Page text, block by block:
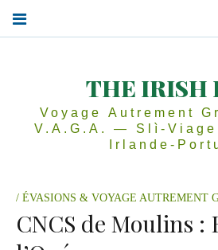
THE IRISH
Voyage Autrement
V.A.G.A. — Slì-
Irlande-
ÉVASIONS & VOYAGE AUTREMENT
CNCS de Moulins :